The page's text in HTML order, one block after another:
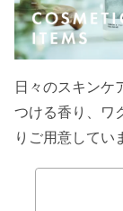
日々のスキンケ
つける香り、ワ
りご用意してい